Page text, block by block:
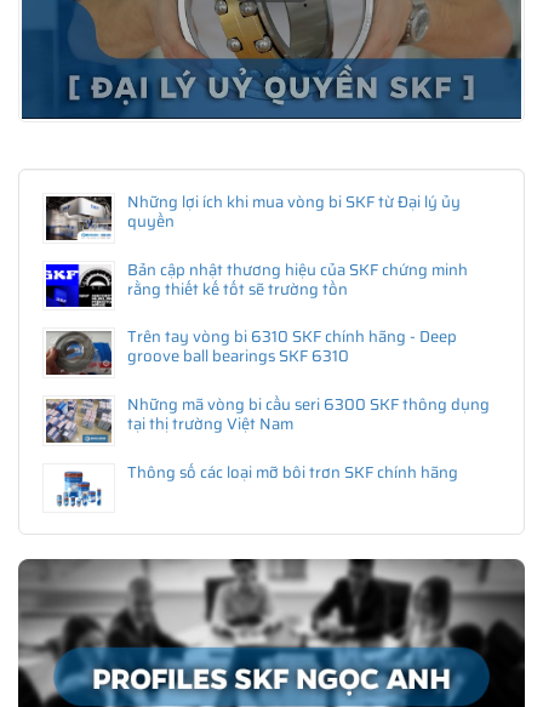
Những lợi ích khi mua vòng bi SKF từ Đại lý ủy
quyền
Bản cập nhật thương hiệu của SKF chứng minh
rằng thiết kế tốt sẽ trường tồn
Trên tay vòng bi 6310 SKF chính hãng - Deep
groove ball bearings SKF 6310
Những mã vòng bi cầu seri 6300 SKF thông dụng
tại thị trường Việt Nam
Thông số các loại mỡ bôi trơn SKF chính hãng